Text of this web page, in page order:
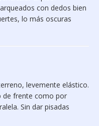
con dedos bien
lo más os­curas
levemente elás­tico.
de frente como por
Sin dar pisadas